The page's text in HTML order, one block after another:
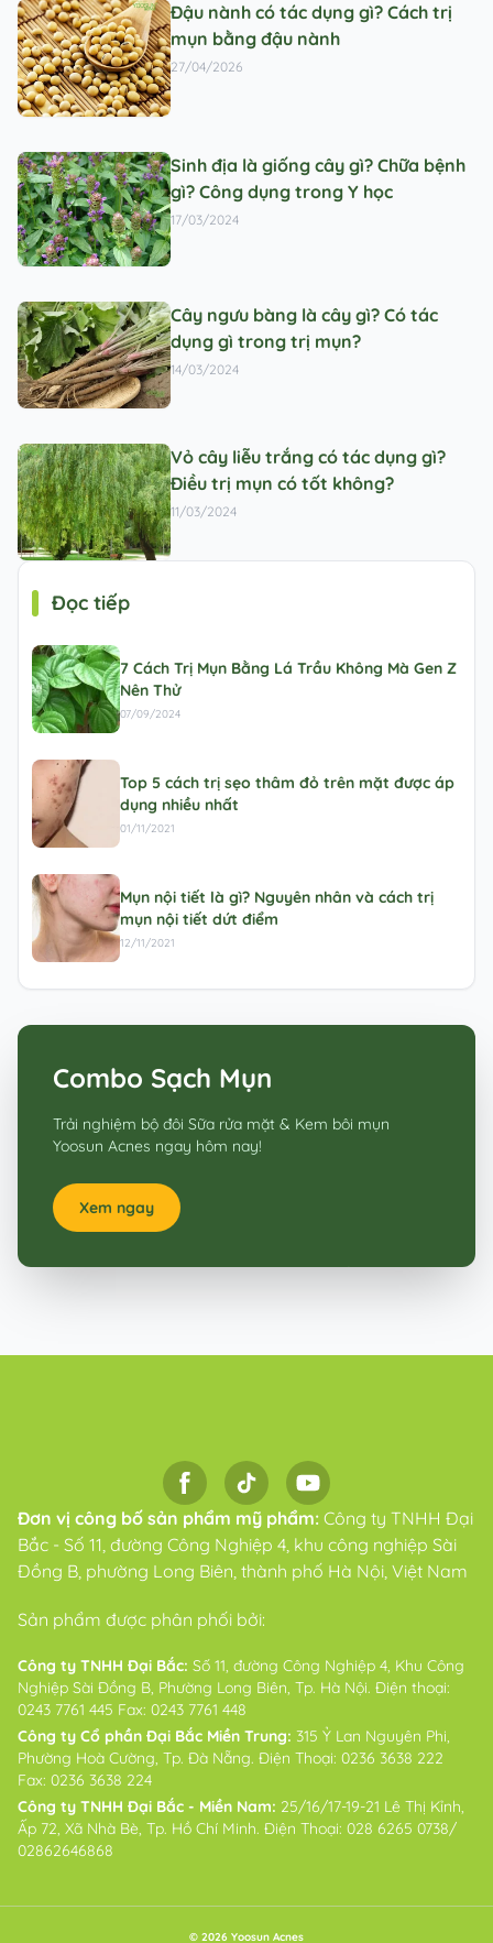
Đậu nành có tác dụng gì? Cách trị
mụn bằng đậu nành
27/04/2026
Sinh địa là giống cây gì? Chữa bệnh
gì? Công dụng trong Y học
17/03/2024
Cây ngưu bàng là cây gì? Có tác
dụng gì trong trị mụn?
14/03/2024
Vỏ cây liễu trắng có tác dụng gì?
Điều trị mụn có tốt không?
11/03/2024
Đọc tiếp
7 Cách Trị Mụn Bằng Lá Trầu Không Mà Gen Z
Nên Thử
07/09/2024
Top 5 cách trị sẹo thâm đỏ trên mặt được áp
dụng nhiều nhất
01/11/2021
Mụn nội tiết là gì? Nguyên nhân và cách trị
mụn nội tiết dứt điểm
12/11/2021
Combo Sạch Mụn
Trải nghiệm bộ đôi Sữa rửa mặt & Kem bôi mụn
Yoosun Acnes ngay hôm nay!
Xem ngay
Đơn vị công bố sản phẩm mỹ phẩm: Công ty TNHH Đại
Bắc - Số 11, đường Công Nghiệp 4, khu công nghiệp Sài
Đồng B, phường Long Biên, thành phố Hà Nội, Việt Nam
Sản phẩm được phân phối bởi:
Công ty TNHH Đại Bắc: Số 11, đường Công Nghiệp 4, Khu Công
Nghiệp Sài Đồng B, Phường Long Biên, Tp. Hà Nội. Điện thoại:
0243 7761 445 Fax: 0243 7761 448
Công ty Cổ phần Đại Bắc Miền Trung: 315 Ỷ Lan Nguyên Phi,
Phường Hoà Cường, Tp. Đà Nẵng. Điện Thoại: 0236 3638 222
Fax: 0236 3638 224
Công ty TNHH Đại Bắc - Miền Nam: 25/16/17-19-21 Lê Thị Kỉnh,
Ấp 72, Xã Nhà Bè, Tp. Hồ Chí Minh. Điện Thoại: 028 6265 0738/
02862646868
© 2026 Yoosun Acnes